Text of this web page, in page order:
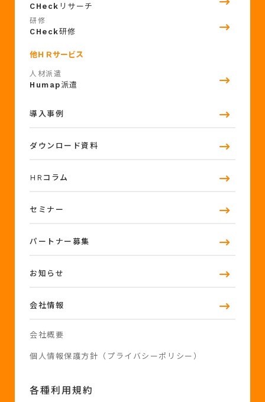
CHeck リサーチ
研修
CHeck研修
他ＨＲサービス
人材派遣
Humap 派遣
導入事例
ダウンロード資料
HRコラム
セミナー
パートナー募集
お知らせ
会社情報
会社概要
個人情報保護方針（プライバシーポリシー）
各種利用規約